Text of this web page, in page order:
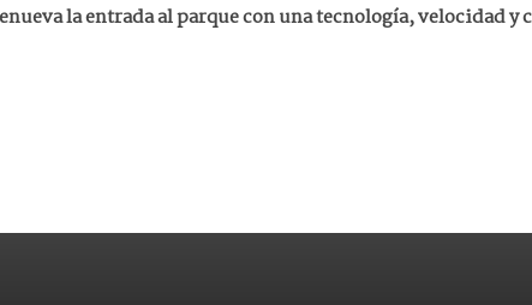
la entrada al parque con una tecnología, velocidad